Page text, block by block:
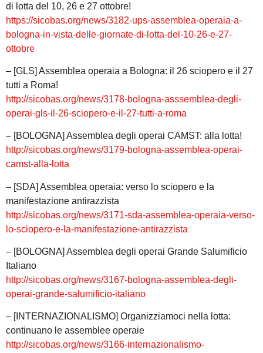
di lotta del 10, 26 e 27 ottobre!
https://sicobas.org/news/3182-ups-assemblea-operaia-a-
bologna-in-vista-delle-giornate-di-lotta-del-10-26-e-27-
ottobre
– [GLS] Assemblea operaia a Bologna: il 26 sciopero e il 27
tutti a Roma!
http://sicobas.org/news/3178-bologna-asssemblea-degli-
operai-gls-il-26-sciopero-e-il-27-tutti-a-roma
– [BOLOGNA] Assemblea degli operai CAMST: alla lotta!
http://sicobas.org/news/3179-bologna-assemblea-operai-
camst-alla-lotta
– [SDA] Assemblea operaia: verso lo sciopero e la
manifestazione antirazzista
http://sicobas.org/news/3171-sda-assemblea-operaia-verso-
lo-sciopero-e-la-manifestazione-antirazzista
– [BOLOGNA] Assemblea degli operai Grande Salumificio
Italiano
http://sicobas.org/news/3167-bologna-assemblea-degli-
operai-grande-salumificio-italiano
– [INTERNAZIONALISMO] Organizziamoci nella lotta:
continuano le assemblee operaie
http://sicobas.org/news/3166-internazionalismo-